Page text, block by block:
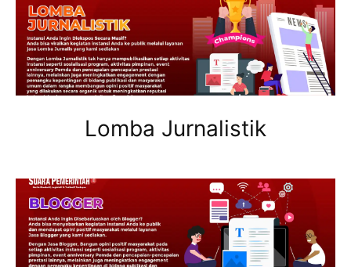
Lomba Jurnalistik